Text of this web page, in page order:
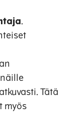
.
Tätä
myös